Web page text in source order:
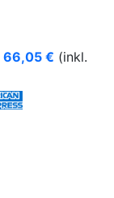
66,05 € (inkl.